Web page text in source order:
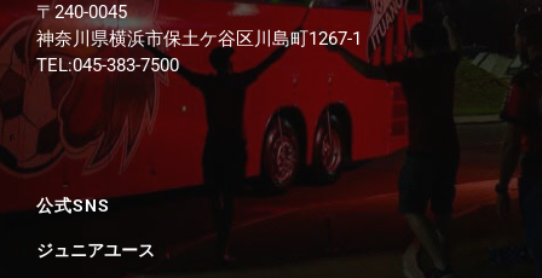
〒240-0045
神奈川県横浜市保土ケ谷区川島町1267-1
TEL:045-383-7500
公式SNS
ジュニアユース